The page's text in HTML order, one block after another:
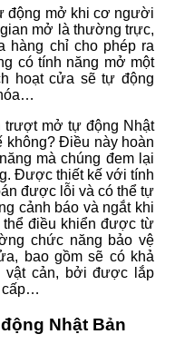
động mở khi cơ người
mở là thường trực,
hàng chỉ cho phép ra
có tính năng mở một
hoạt cửa sẽ tự động
trượt mở tự động Nhật
không? Điều này hoàn
mà chúng đem lại
Được thiết kế với tính
được lỗi và có thể tự
cảnh báo và ngắt khi
thể điều khiển được từ
chức năng bảo vệ
bao gồm sẽ có khả
vật cản, bởi được lắp
cấp…
Nhật Bản